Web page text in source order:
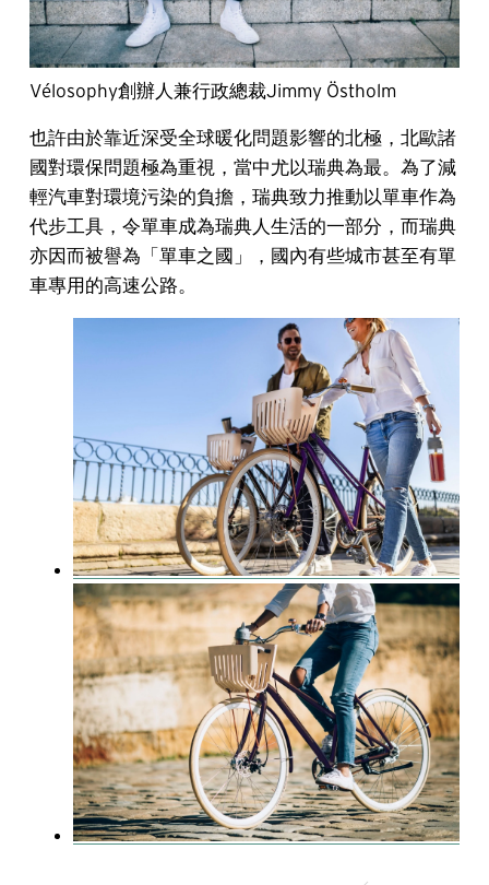
Vélosophy創辦人兼行政總裁Jimmy Östholm
也許由於靠近深受全球暖化問題影響的北極，北歐諸
國對環保問題極為重視，當中尤以瑞典為最。為了減
輕汽車對環境污染的負擔，瑞典致力推動以單車作為
代步工具，令單車成為瑞典人生活的一部分，而瑞典
亦因而被譽為「單車之國」，國內有些城市甚至有單
車專用的高速公路。